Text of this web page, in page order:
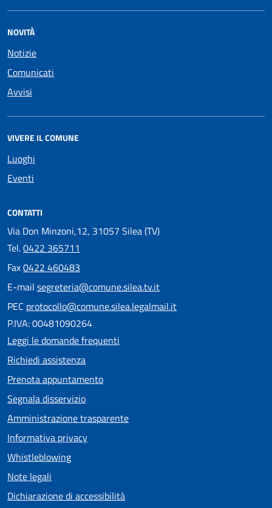
NOVITÀ
Notizie
Comunicati
Avvisi
VIVERE IL COMUNE
Luoghi
Eventi
CONTATTI
Via Don Minzoni,12, 31057 Silea (TV)
Tel.0422 365711
Fax0422 460483
E-mail segreteria@comune.silea.tv.it
PEC protocollo@comune.silea.legalmail.it
P.IVA: 00481090264
Leggi le domande frequenti
Richiedi assistenza
Prenota appuntamento
Segnala disservizio
Amministrazione trasparente
Informativa privacy
Whistleblowing
Note legali
Dichiarazione di accessibilità